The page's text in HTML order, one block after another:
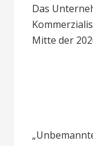
Das
Mitte der